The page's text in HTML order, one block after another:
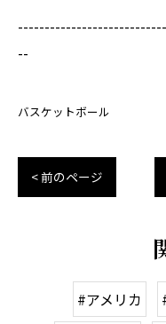
--
バスケットボール
< 前のページ
#アメリカ